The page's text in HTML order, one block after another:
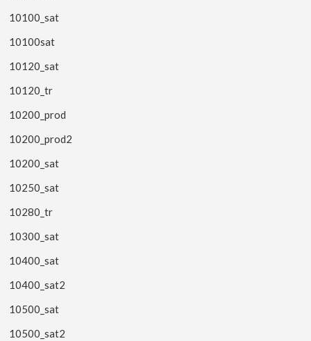
10100_sat
10100sat
10120_sat
10120_tr
10200_prod
10200_prod2
10200_sat
10250_sat
10280_tr
10300_sat
10400_sat
10400_sat2
10500_sat
10500_sat2